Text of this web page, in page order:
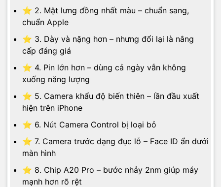
⭐ 2. Mặt lưng đồng nhất màu – chuẩn sang,
chuẩn Apple
⭐ 3. Dày và nặng hơn – nhưng đổi lại là nâng
cấp đáng giá
⭐ 4. Pin lớn hơn – dùng cả ngày vẫn không
xuống năng lượng
⭐ 5. Camera khẩu độ biến thiên – lần đầu xuất
hiện trên iPhone
⭐ 6. Nút Camera Control bị loại bỏ
⭐ 7. Camera trước dạng đục lỗ – Face ID ẩn dưới
màn hình
⭐ 8. Chip A20 Pro – bước nhảy 2nm giúp máy
mạnh hơn rõ rệt